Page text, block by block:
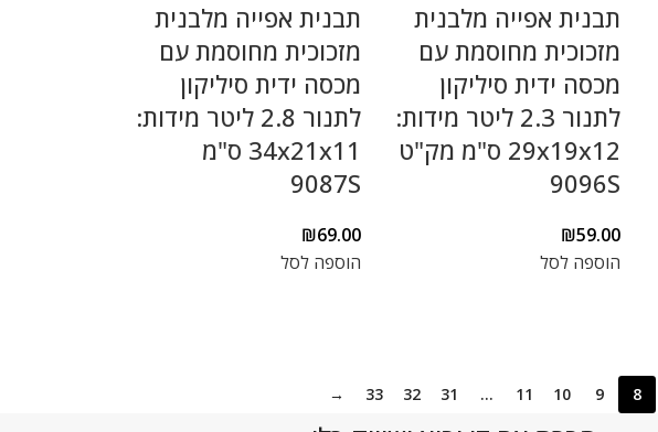
תבנית אפייה מלבנית
מזכוכית מחוסמת עם
מכסה ידית סיליקון
לתנור 2.3 ליטר מידות:
29x19x12 ס"מ מק"ט
9096S
₪59.00
הוספה לסל
תבנית אפייה מלבנית
מזכוכית מחוסמת עם
מכסה ידית סיליקון
לתנור 2.8 ליטר מידות:
34x21x11 ס"מ
9087S
₪69.00
הוספה לסל
8
9
10
11
…
31
32
33
→